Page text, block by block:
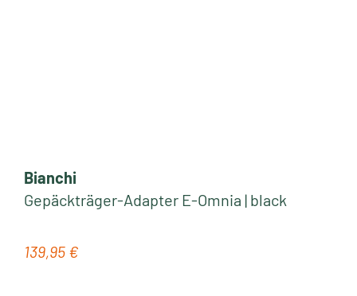
Bianchi
Gepäckträger-Adapter E-Omnia | black
Regulärer Preis:
139,95 €